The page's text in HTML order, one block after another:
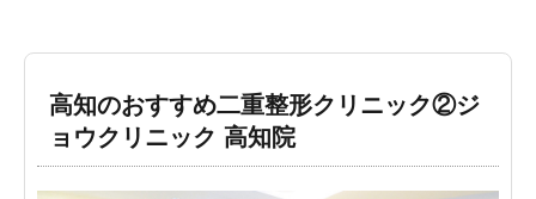
高知のおすすめ二重整形クリニック②ジ
ョウクリニック 高知院